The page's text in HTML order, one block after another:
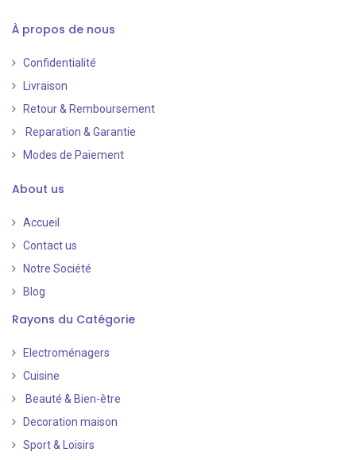
À propos de nous
Confidentialité
Livraison
Retour & Remboursement
Reparation & Garantie
Modes de Paiement
About us
Accueil
Contact us
Notre Société
Blog
Rayons du Catégorie
Electroménagers
Cuisine
Beauté & Bien-être
Decoration maison
Sport & Loisirs